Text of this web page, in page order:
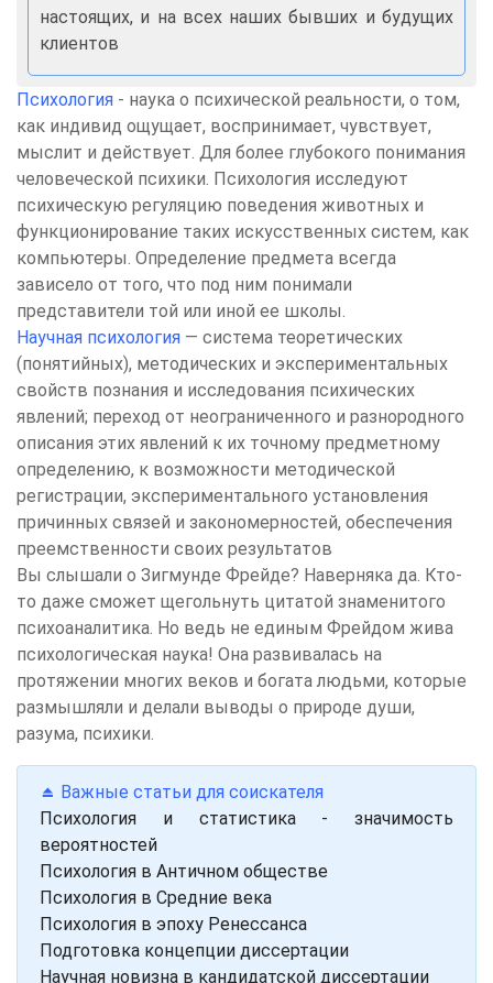
настоящих, и на всех наших бывших и будущих
клиентов
Психология - наука о психической реальности, о том,
как индивид ощущает, воспринимает, чувствует,
мыслит и действует. Для более глубокого понимания
человеческой психики. Психология исследуют
психическую регуляцию поведения животных и
функционирование таких искусственных систем, как
компьютеры. Определение предмета всегда
зависело от того, что под ним понимали
представители той или иной ее школы.
Научная психология — система теоретических
(понятийных), методических и экспериментальных
свойств познания и исследования психических
явлений; переход от неограниченного и разнородного
описания этих явлений к их точному предметному
определению, к возможности методической
регистрации, экспериментального установления
причинных связей и закономерностей, обеспечения
преемственности своих результатов
Вы слышали о Зигмунде Фрейде? Наверняка да. Кто-
то даже сможет щегольнуть цитатой знаменитого
психоаналитика. Но ведь не единым Фрейдом жива
психологическая наука! Она развивалась на
протяжении многих веков и богата людьми, которые
размышляли и делали выводы о природе души,
разума, психики.
⏏️​​​​​​​ Важные статьи для соискателя
Психология и статистика - значимость
вероятностей
Психология в Античном обществе
Психология в Средние века
Психология в эпоху Ренессанса
Подготовка концепции диссертации
Научная новизна в кандидатской диссертации